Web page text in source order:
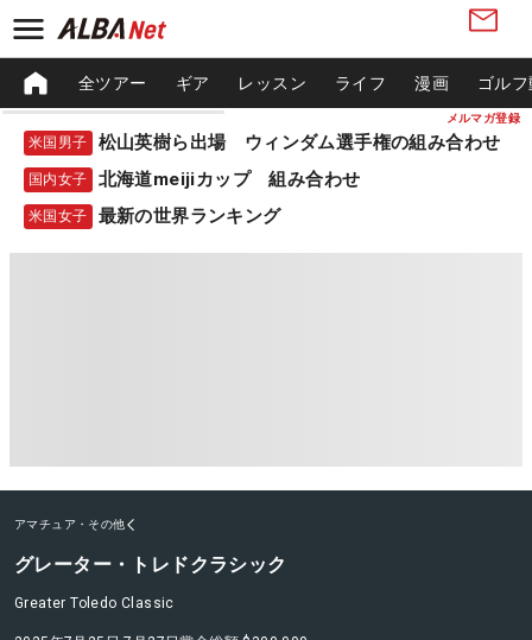
メルマガ登録
全ツアー ギア レッスン ライフ 漫画 ゴル
米国男子 松山英樹ら出場 ウィンダム選手権の組み合わせ
国内女子 北海道meijiカップ 組み合わせ
米国女子 最新の世界ランキング
アマチュア・その他
グレーター・トレドクラシック
Greater Toledo Classic